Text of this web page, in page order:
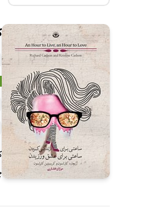
همه کتاب‌ها
کتاب‌های صوتی
کتاب‌های متنی